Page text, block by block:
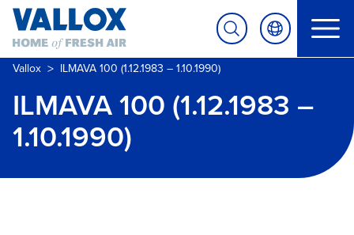
Vallox > ILMAVA 100 (1.12.1983 – 1.10.1990)
ILMAVA 100 (1.12.1983 –
1.10.1990)